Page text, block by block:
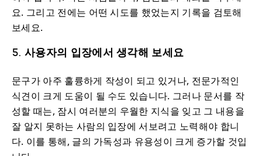
요. 그리고 전에는 어떤 시도를 했었는지 기록을 검토해
보세요.
5. 사용자의 입장에서 생각해 보세요
문구가 아주 훌륭하게 작성이 되고 있거나, 전문가적인
식견이 크게 도움이 될 수도 있습니다. 그러나 문서를 작
성할 때는, 잠시 여러분의 우월한 지식을 잊고 그 내용을
잘 알지 못하는 사람의 입장에 서보려고 노력해야 합니
다. 이를 통해, 글의 가독성과 유용성이 크게 증가할 것입